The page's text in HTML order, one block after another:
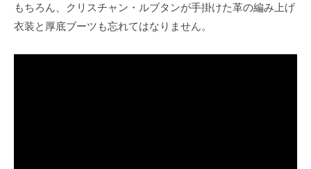
もちろん、クリスチャン・ルブタンが手掛けた革の編み上げ
衣装と厚底ブーツも忘れてはなりません。